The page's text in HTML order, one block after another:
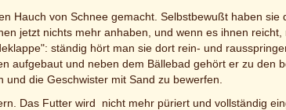
Hauch von Schnee gemacht. Selbstbewußt haben sie
jetzt nichts mehr anhaben, und wenn es ihnen
ständig hört man sie dort rein- und
aufgebaut und neben dem Bällebad gehört er zu den
die Geschwister mit Sand zu bewerfen.
Das Futter wird nicht mehr püriert und vollständig